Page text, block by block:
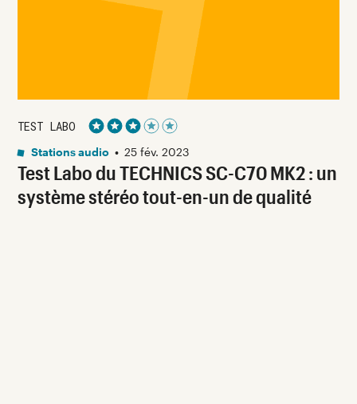
Test Labo du TECHNICS SC-C70 MK2 : un
système stéréo tout-en-un de qualité
TEST LABO
Noté 3 étoiles sur 5
Stations audio • 25 fév. 2023